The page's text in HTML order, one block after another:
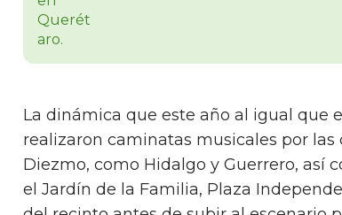
La dinámica que este año al igual que
realizaron caminatas musicales por las
Diezmo, como Hidalgo y Guerrero, así
el Jardín de la Familia, Plaza